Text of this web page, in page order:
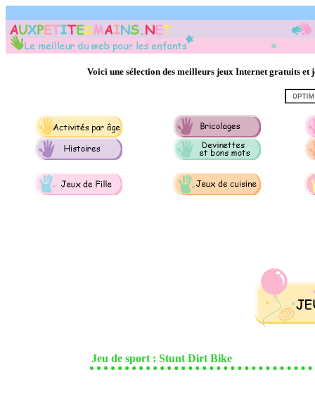
Voici une sélection des meilleurs jeux Internet gratuits
Jeu de sport : Stunt Dirt Bike